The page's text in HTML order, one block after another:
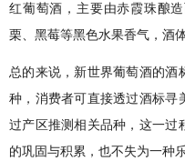
红葡萄酒，主要由赤霞珠酿
栗、黑莓等黑色水果香气，酒
总的来说，新世界葡萄酒的酒
种，消费者可直接透过酒标寻
过产区推测相关品种，这一过
的巩固与积累，也不失为一种乐